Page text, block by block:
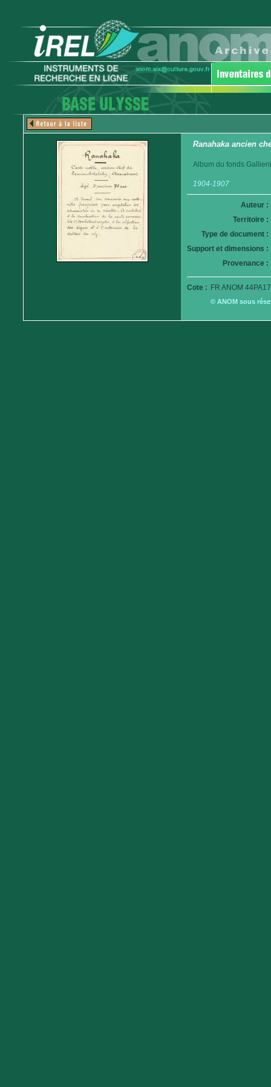
Ranahaka ancien
Album du fonds
1904-1907
Auteur :
Territoire :
Type de document :
Support et dimensions :
Provenance :
Cote : FR ANOM
© ANOM sous